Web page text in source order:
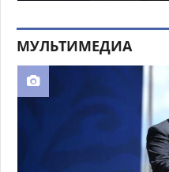
МУЛЬТИМЕДИА